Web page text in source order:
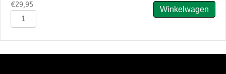
€29,95
Automatten
Jazz
2020)
Winkelwagen